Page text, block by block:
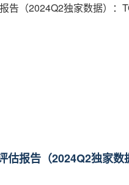
估报告（2024Q2独家